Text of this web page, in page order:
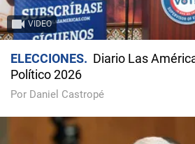
VIDEO
ELECCIONES
Diario Las
Político 2026
Por Daniel Castropé